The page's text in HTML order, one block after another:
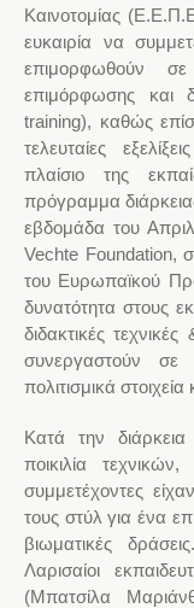
Καινοτομίας
ευκαιρία να
επιμορφωθούν σε
επιμόρφωσης και
training), καθώς
τελευταίες
πλαίσιο της
πρόγραμμα
εβδομάδα του
Vechte Foundation,
του Ευρωπαϊκού
δυνατότητα στους
διδακτικές
συνεργαστούν σε
πολιτισμικά στοιχεία
Κατά την
ποικιλία
συμμετέχοντες
τους στύλ για ένα
βιωματικές
Λαρισαίοι
(Μπατσίλα